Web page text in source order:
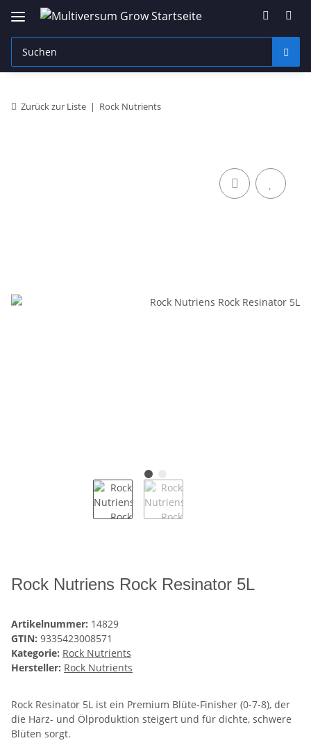
Zurück zur Liste Rock Nutrients
Rock Nutriens Rock Resinator 5L
Artikelnummer: 14829
GTIN: 9335423008571
Kategorie: Rock Nutrients
Hersteller: Rock Nutrients
Rock Resinator 5L ist ein Premium Blüte-Finisher (0-7-8), der
die Harz- und Ölproduktion steigert und für dichte, schwere
Blüten sorgt.